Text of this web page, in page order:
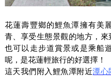
花蓮壽豐鄉的鯉魚潭擁有美
青、享受生態景觀的地方，來
也可以走步道賞景或是乘船
呢，是花蓮輕旅行的好選擇！
這天我們附入鯉魚潭附近潭心